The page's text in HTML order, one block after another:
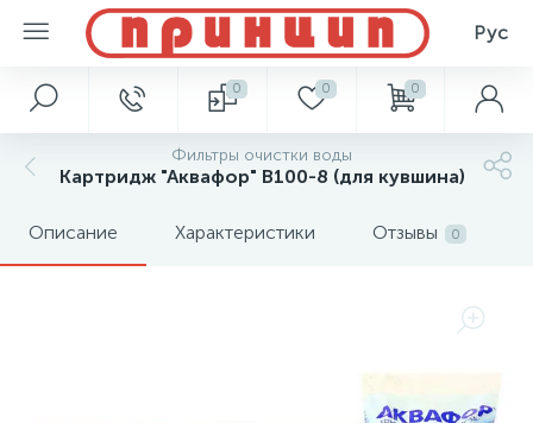
Рус
0 0 0
Фильтры очистки воды
Картридж "Аквафор" В100-8 (для кувшина)
Описание Характеристики Отзывы 0